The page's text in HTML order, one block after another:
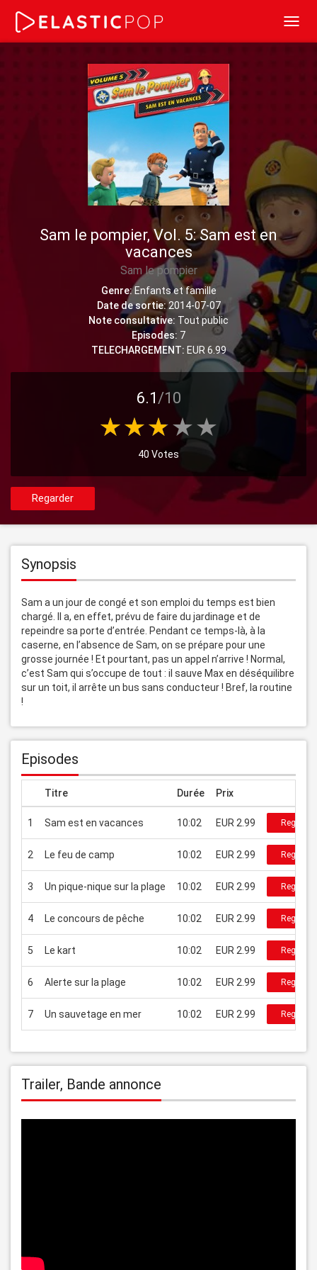
Sam le pompier, Vol. 5: Sam est en
vacances
Sam le pompier
Genre:Enfants et famille
Date de sortie:2014-07-07
Note consultative: Tout public
Episodes: 7
TELECHARGEMENT: EUR 6.99
6.1/10
40 Votes
Regarder
Synopsis
Sam a un jour de congé et son emploi du temps est bien
chargé. Il a, en effet, prévu de faire du jardinage et de
repeindre sa porte d’entrée. Pendant ce temps-là, à la
caserne, en l’absence de Sam, on se prépare pour une
grosse journée ! Et pourtant, pas un appel n’arrive ! Normal,
c’est Sam qui s’occupe de tout : il sauve Max en déséquilibre
sur un toit, il arrête un bus sans conducteur ! Bref, la routine
!
Episodes
Titre Durée Prix
1 Sam est en vacances 10:02 EUR 2.99 Regarder
2 Le feu de camp 10:02 EUR 2.99 Regarder
3 Un pique-nique sur la plage 10:02 EUR 2.99 Regarder
4 Le concours de pêche 10:02 EUR 2.99 Regarder
5 Le kart 10:02 EUR 2.99 Regarder
6 Alerte sur la plage 10:02 EUR 2.99 Regarder
7 Un sauvetage en mer 10:02 EUR 2.99 Regarder
Trailer, Bande annonce